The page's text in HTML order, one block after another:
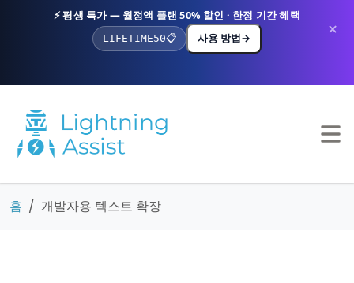
⚡ 평생 특가 — 월정액 플랜 50% 할인 · 한정 기간 혜택
LIFETIME50📋 사용 방법→ ×
홈 개발자용 텍스트 확장